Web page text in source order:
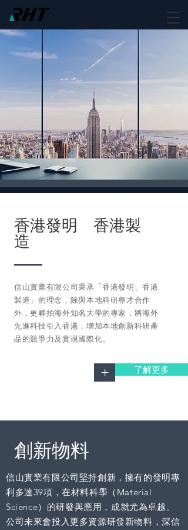
香港發明 香港製
造
信山實業有限公司秉承「香港發明、香港
製造」的理念，除與本地科研專才合作
外，更夥拍海外知名大學的專家，將海外
先進科技引入香港，增加本地創新科研產
品的競爭力及實現國際化。
+ 了解更多
創新物料
信山實業有限公司堅持創新，擁有的發明專
利多達39項，在材料科學（Material
Science）的研發與應用，成就尤為卓越。
公司未來會投入更多資源研發新物料，深信